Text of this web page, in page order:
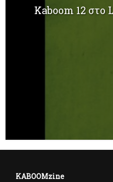
Kaboom 12
KABOOMzine